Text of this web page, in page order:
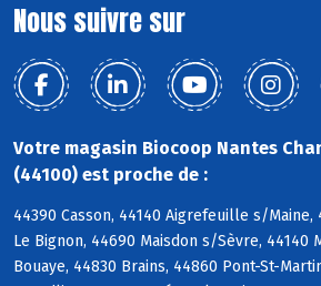
Nous suivre sur
Votre magasin Biocoop Nantes
(44100) est proche de :
44390 Casson, 44140 Aigrefeuille s/Maine,
Le Bignon, 44690 Maisdon s/Sèvre, 44140
Bouaye, 44830 Brains, 44860 Pont-St-